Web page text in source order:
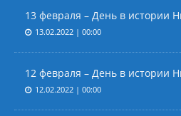
13 февраля – День в истории
13.02.2022 | 00:00
12 февраля – День в истории
12.02.2022 | 00:00